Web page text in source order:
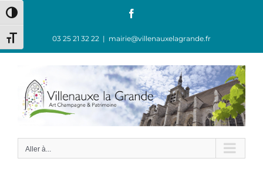
Passer en contraste élevé
Changer la taille de la police
03 25 21 32 22 | mairie@villenauxelagrande.fr
Aller à...